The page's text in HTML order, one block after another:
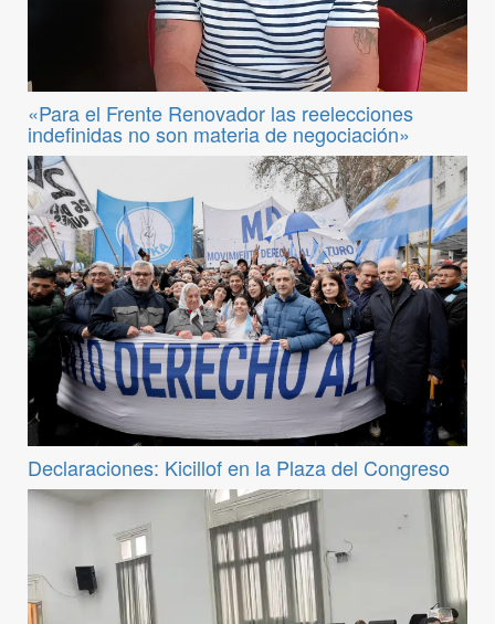
«Para el Frente Renovador las reelecciones
indefinidas no son materia de negociación»
Declaraciones: Kicillof en la Plaza del Congreso